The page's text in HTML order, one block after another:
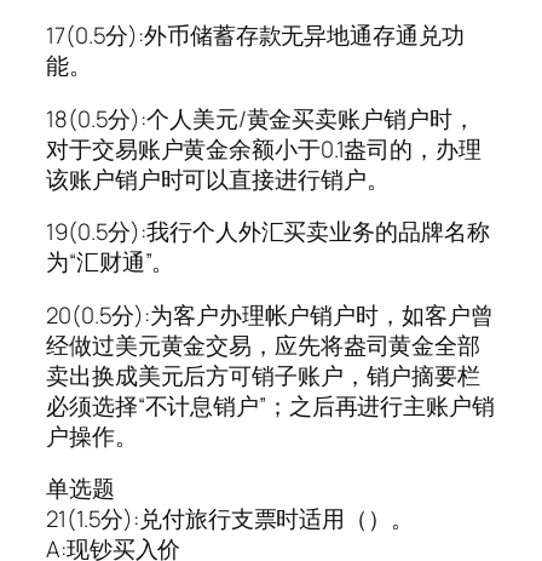
17(0.5分):外币储蓄存款无异地通存通兑功
能。
18(0.5分):个人美元/黄金买卖账户销户时，
对于交易账户黄金余额小于0.1盎司的，办理
该账户销户时可以直接进行销户。
19(0.5分):我行个人外汇买卖业务的品牌名称
为“汇财通”。
20(0.5分):为客户办理帐户销户时，如客户曾
经做过美元黄金交易，应先将盎司黄金全部
卖出换成美元后方可销子账户，销户摘要栏
必须选择“不计息销户”；之后再进行主账户销
户操作。
单选题
21(1.5分):兑付旅行支票时适用（）。
A:现钞买入价